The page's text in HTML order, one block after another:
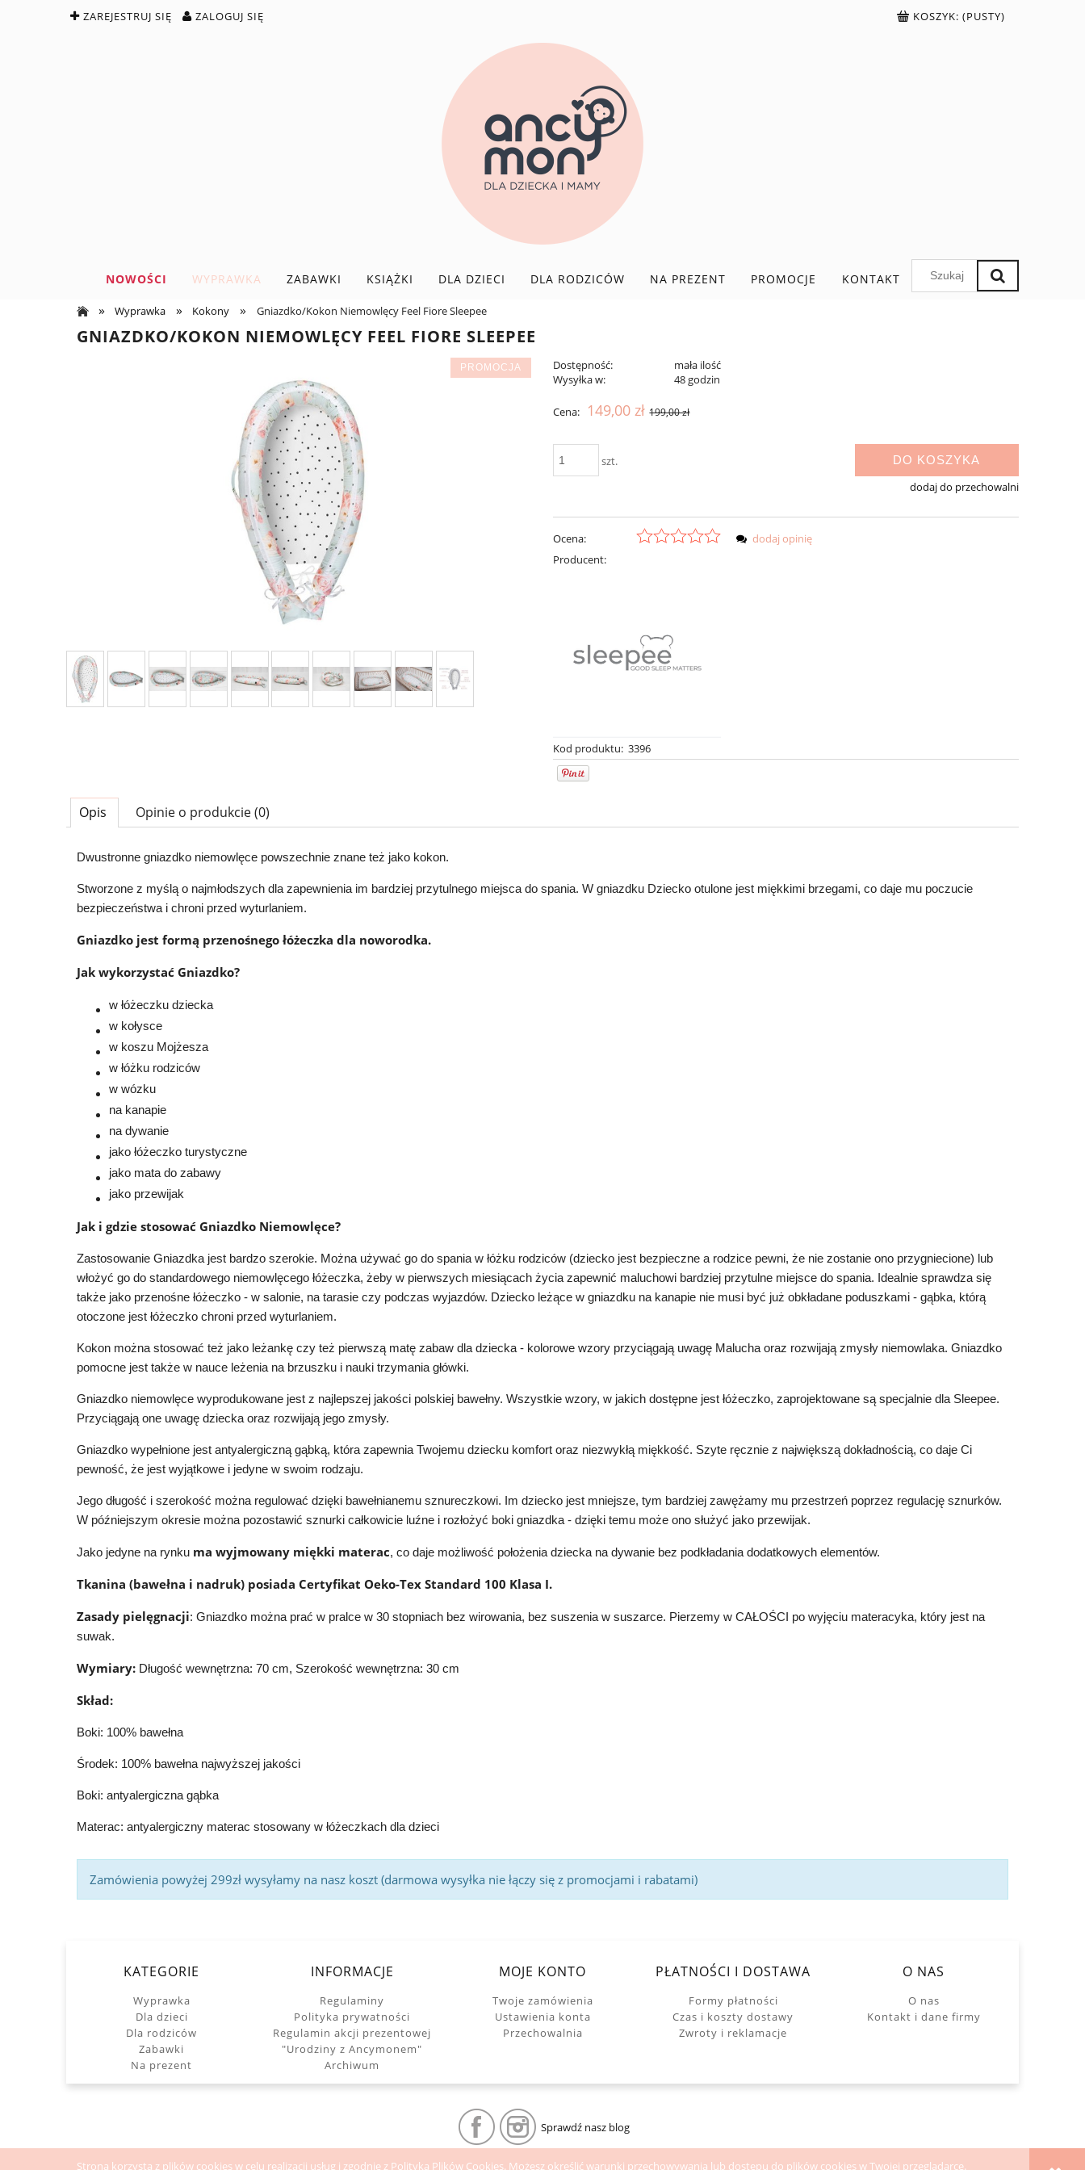
Strona korzysta z plików cookies w celu realizacji usług i zgodnie z Polityką Plików Cookies. Możesz określić warunki przechowywania lub dostępu do plików cookies w Twojej przeglądarce.
ZAREJESTRUJ SIĘ ZALOGUJ SIĘ KOSZYK: (PUSTY)
NOWOŚCI WYPRAWKA ZABAWKI KSIĄŻKI DLA DZIECI DLA RODZICÓW NA PREZENT PROMOCJE KONTAKT
» Wyprawka » Kokony » Gniazdko/Kokon Niemowlęcy Feel Fiore Sleepee
GNIAZDKO/KOKON NIEMOWLĘCY FEEL FIORE SLEEPEE
PROMOCJA Dostępność:
mała ilość
Wysyłka w:
48 godzin
Cena: 149,00 zł 199,00 zł
szt. DO KOSZYKA
dodaj do przechowalni
Ocena:
Producent:
Kod produktu: 3396
dodaj opinię
Opis Opinie o produkcie (0)
Dwustronne gniazdko niemowlęce powszechnie znane też jako kokon.
Stworzone z myślą o najmłodszych dla zapewnienia im bardziej przytulnego miejsca do spania. W gniazdku Dziecko otulone jest miękkimi brzegami, co daje mu poczucie
bezpieczeństwa i chroni przed wyturlaniem.
Gniazdko jest formą przenośnego łóżeczka dla noworodka.
Jak wykorzystać Gniazdko?
w łóżeczku dziecka
w kołysce
w koszu Mojżesza
w łóżku rodziców
w wózku
na kanapie
na dywanie
jako łóżeczko turystyczne
jako mata do zabawy
jako przewijak
Jak i gdzie stosować Gniazdko Niemowlęce?
Zastosowanie Gniazdka jest bardzo szerokie. Można używać go do spania w łóżku rodziców (dziecko jest bezpieczne a rodzice pewni, że nie zostanie ono przygniecione) lub
włożyć go do standardowego niemowlęcego łóżeczka, żeby w pierwszych miesiącach życia zapewnić maluchowi bardziej przytulne miejsce do spania. Idealnie sprawdza się
także jako przenośne łóżeczko - w salonie, na tarasie czy podczas wyjazdów. Dziecko leżące w gniazdku na kanapie nie musi być już obkładane poduszkami - gąbka, którą
otoczone jest łóżeczko chroni przed wyturlaniem.
Kokon można stosować też jako leżankę czy też pierwszą matę zabaw dla dziecka - kolorowe wzory przyciągają uwagę Malucha oraz rozwijają zmysły niemowlaka. Gniazdko
pomocne jest także w nauce leżenia na brzuszku i nauki trzymania główki.
Gniazdko niemowlęce wyprodukowane jest z najlepszej jakości polskiej bawełny. Wszystkie wzory, w jakich dostępne jest łóżeczko, zaprojektowane są specjalnie dla Sleepee.
Przyciągają one uwagę dziecka oraz rozwijają jego zmysły.
Gniazdko wypełnione jest antyalergiczną gąbką, która zapewnia Twojemu dziecku komfort oraz niezwykłą miękkość. Szyte ręcznie z największą dokładnością, co daje Ci
pewność, że jest wyjątkowe i jedyne w swoim rodzaju.
Jego długość i szerokość można regulować dzięki bawełnianemu sznureczkowi. Im dziecko jest mniejsze, tym bardziej zawężamy mu przestrzeń poprzez regulację sznurków.
W późniejszym okresie można pozostawić sznurki całkowicie luźne i rozłożyć boki gniazdka - dzięki temu może ono służyć jako przewijak.
Jako jedyne na rynku ma wyjmowany miękki materac, co daje możliwość położenia dziecka na dywanie bez podkładania dodatkowych elementów.
Tkanina (bawełna i nadruk) posiada Certyfikat Oeko-Tex Standard 100 Klasa I.
Zasady pielęgnacji: Gniazdko można prać w pralce w 30 stopniach bez wirowania, bez suszenia w suszarce. Pierzemy w CAŁOŚCI po wyjęciu materacyka, który jest na
suwak.
Wymiary: Długość wewnętrzna: 70 cm, Szerokość wewnętrzna: 30 cm
Skład:
Boki: 100% bawełna
Środek: 100% bawełna najwyższej jakości
Boki: antyalergiczna gąbka
Materac: antyalergiczny materac stosowany w łóżeczkach dla dzieci
Zamówienia powyżej 299zł wysyłamy na nasz koszt (darmowa wysyłka nie łączy się z promocjami i rabatami)
KATEGORIE
Wyprawka
Dla dzieci
Dla rodziców
Zabawki
Na prezent
INFORMACJE
Regulaminy
Polityka prywatności
Regulamin akcji prezentowej
"Urodziny z Ancymonem"
Archiwum
MOJE KONTO
Twoje zamówienia
Ustawienia konta
Przechowalnia
PŁATNOŚCI I DOSTAWA
Formy płatności
Czas i koszty dostawy
Zwroty i reklamacje
O NAS
O nas
Kontakt i dane firmy
Sprawdź nasz blog